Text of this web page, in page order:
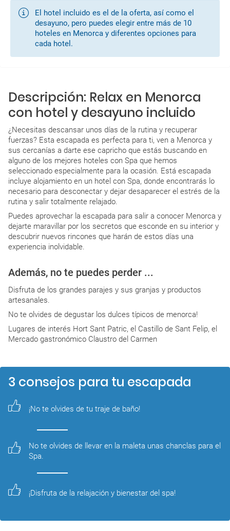
MAH MAD
El hotel incluido es el de la oferta, así como el
desayuno, pero puedes elegir entre más de 10
hoteles en Menorca y diferentes opciones para
cada hotel.
Descripción: Relax en Menorca
con hotel y desayuno incluido
¿Necesitas descansar unos días de la rutina y recuperar
fuerzas? Esta escapada es perfecta para ti, ven a Menorca y
sus cercanías a darte ese capricho que estás buscando en
alguno de los mejores hoteles con Spa que hemos
seleccionado especialmente para la ocasión. Está escapada
incluye alojamiento en un hotel con Spa, donde encontrarás lo
necesario para desconectar y dejar desaparecer el estrés de la
rutina y salir totalmente relajado.
Puedes aprovechar la escapada para salir a conocer Menorca y
dejarte maravillar por los secretos que esconde en su interior y
descubrir nuevos rincones que harán de estos días una
experiencia inolvidable.
Además, no te puedes perder ...
Disfruta de los grandes parajes y sus granjas y productos
artesanales.
No te olvides de degustar los dulces típicos de menorca!
Lugares de interés Hort Sant Patric, el Castillo de Sant Felip, el
Mercado gastronómico Claustro del Carmen
3 consejos para tu escapada
No te olvides de llevar en la maleta unas chanclas para el
Spa.
¡Disfruta de la relajación y bienestar del spa!